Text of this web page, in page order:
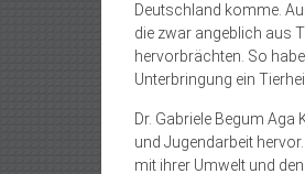
Deutschland komme.
die zwar angeblich aus
hervorbrächten. So
Unterbringung ein
Dr. Gabriele Begum
und Jugendarbeit
mit ihrer Umwelt und